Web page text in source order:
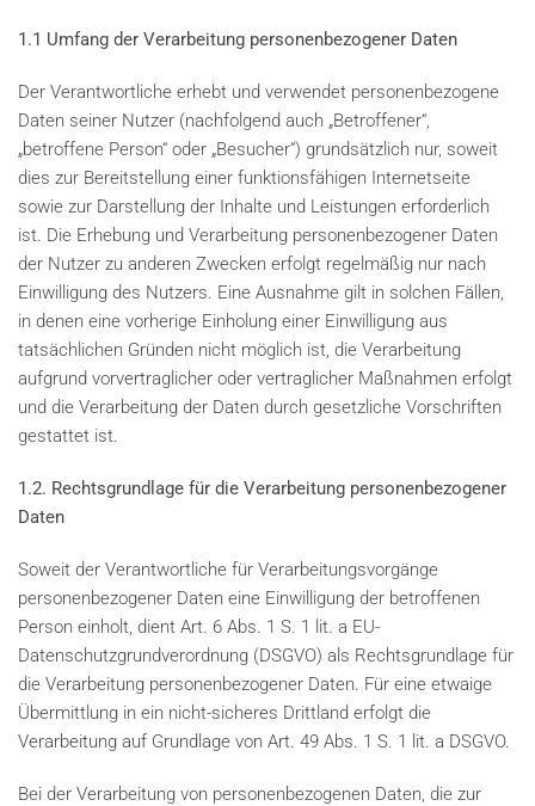
1.1 Umfang der Verarbeitung personenbezogener Daten
Der Verantwortliche erhebt und verwendet personenbezogene
Daten seiner Nutzer (nachfolgend auch „Betroffener“,
„betroffene Person“ oder „Besucher“) grundsätzlich nur, soweit
dies zur Bereitstellung einer funktionsfähigen Internetseite
sowie zur Darstellung der Inhalte und Leistungen erforderlich
ist. Die Erhebung und Verarbeitung personenbezogener Daten
der Nutzer zu anderen Zwecken erfolgt regelmäßig nur nach
Einwilligung des Nutzers. Eine Ausnahme gilt in solchen Fällen,
in denen eine vorherige Einholung einer Einwilligung aus
tatsächlichen Gründen nicht möglich ist, die Verarbeitung
aufgrund vorvertraglicher oder vertraglicher Maßnahmen erfolgt
und die Verarbeitung der Daten durch gesetzliche Vorschriften
gestattet ist.
1.2. Rechtsgrundlage für die Verarbeitung personenbezogener
Daten
Soweit der Verantwortliche für Verarbeitungsvorgänge
personenbezogener Daten eine Einwilligung der betroffenen
Person einholt, dient Art. 6 Abs. 1 S. 1 lit. a EU-
Datenschutzgrundverordnung (DSGVO) als Rechtsgrundlage für
die Verarbeitung personenbezogener Daten. Für eine etwaige
Übermittlung in ein nicht-sicheres Drittland erfolgt die
Verarbeitung auf Grundlage von Art. 49 Abs. 1 S. 1 lit. a DSGVO.
Bei der Verarbeitung von personenbezogenen Daten, die zur